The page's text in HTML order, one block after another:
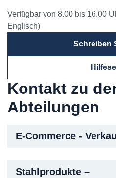
Verfügbar von 8.00 bis 16.00
Englisch)
Schreiben
Kontakt zu
Abteilungen
E-Commerce -
Stahlprodukte –